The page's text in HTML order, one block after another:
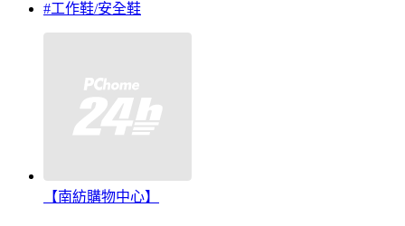
#工作鞋/安全鞋
【南紡購物中心】